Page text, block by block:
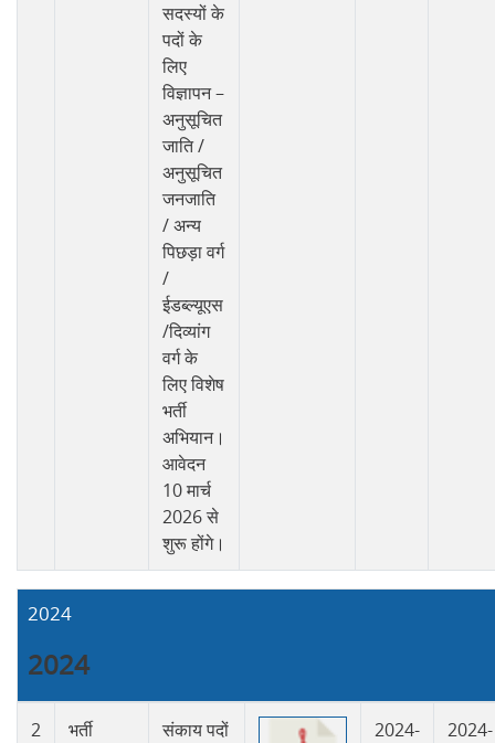
सदस्यों के
पदों के
लिए
विज्ञापन –
अनुसूचित
जाति /
अनुसूचित
जनजाति
/ अन्य
पिछड़ा वर्ग
/
ईडब्ल्यूएस
/दिव्यांग
वर्ग के
लिए विशेष
भर्ती
अभियान।
आवेदन
10 मार्च
2026 से
शुरू होंगे।
2024
2024
2
भर्ती
संकाय पदों
2024-
2024-